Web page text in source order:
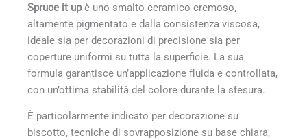
Spruce it upè uno smalto ceramico cremoso,
altamente pigmentato e dalla consistenza viscosa,
ideale sia per decorazioni di precisione sia per
coperture uniformi su tutta la superficie. La sua
formula garantisce un’applicazione fluida e controllata,
con un’ottima stabilità del colore durante la stesura.
È particolarmente indicato per decorazione su
biscotto, tecniche di sovrapposizione su base chiara,